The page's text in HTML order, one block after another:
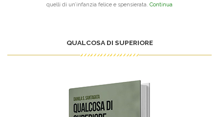
quelli di un’infanzia felice e spensierata. Continua
QUALCOSA DI SUPERIORE